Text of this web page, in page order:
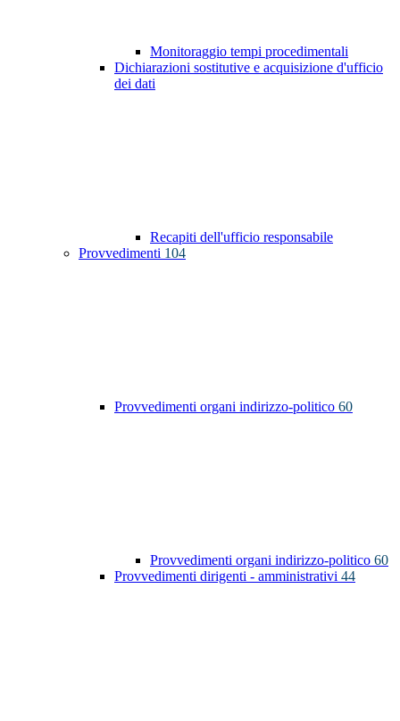
Monitoraggio tempi procedimentali
Dichiarazioni sostitutive e acquisizione d'ufficio
dei dati
Recapiti dell'ufficio responsabile
Provvedimenti 104
Provvedimenti organi indirizzo-politico 60
Provvedimenti organi indirizzo-politico 60
Provvedimenti dirigenti - amministrativi 44